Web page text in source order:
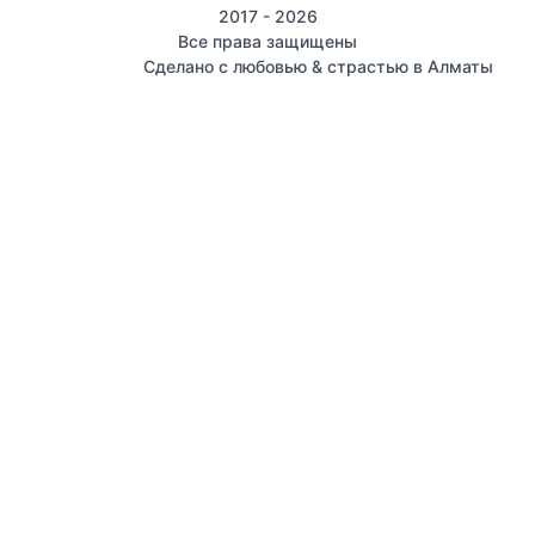
2017 - 2026
Все права защищены
Сделано с любовью & страстью в Алматы